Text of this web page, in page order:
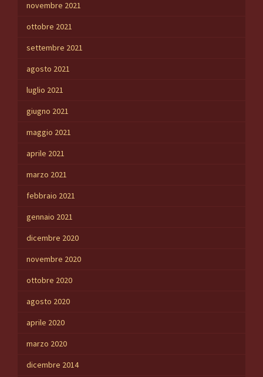
novembre 2021
ottobre 2021
settembre 2021
agosto 2021
luglio 2021
giugno 2021
maggio 2021
aprile 2021
marzo 2021
febbraio 2021
gennaio 2021
dicembre 2020
novembre 2020
ottobre 2020
agosto 2020
aprile 2020
marzo 2020
dicembre 2014